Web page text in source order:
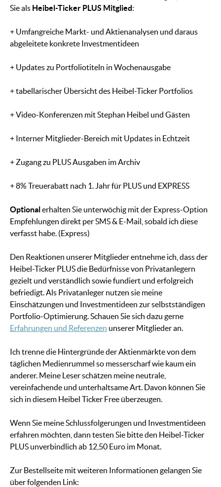
Sie als Heibel-Ticker PLUS Mitglied:
+ Umfangreiche Markt- und Aktienanalysen und daraus
abgeleitete konkrete Investmentideen
+ Updates zu Portfoliotiteln in Wochenausgabe
+ tabellarischer Übersicht des Heibel-Ticker Portfolios
+ Video-Konferenzen mit Stephan Heibel und Gästen
+ Interner Mitglieder-Bereich mit Updates in Echtzeit
+ Zugang zu PLUS Ausgaben im Archiv
+ 8% Treuerabatt nach 1. Jahr für PLUS und EXPRESS
Optionalerhalten Sie unterwöchig mit der Express-Option
Empfehlungen direkt per SMS & E-Mail, sobald ich diese
verfasst habe. (Express)
Den Reaktionen unserer Mitglieder entnehme ich, dass der
Heibel-Ticker PLUS die Bedürfnisse von Privatanlegern
gezielt und verständlich sowie fundiert und erfolgreich
befriedigt. Als Privatanleger nutzen sie meine
Einschätzungen und Investmentideen zur selbstständigen
Portfolio-Optimierung. Schauen Sie sich dazu gerne
Erfahrungen und Referenzen unserer Mitglieder an.
Ich trenne die Hintergründe der Aktienmärkte von dem
täglichen Medienrummel so messerscharf wie kaum ein
anderer. Meine Leser schätzen meine neutrale,
vereinfachende und unterhaltsame Art. Davon können Sie
sich in diesem Heibel Ticker Free überzeugen.
Wenn Sie meine Schlussfolgerungen und Investmentideen
erfahren möchten, dann testen Sie bitte den Heibel-Ticker
PLUS unverbindlich ab 12,50 Euro im Monat.
Zur Bestellseite mit weiteren Informationen gelangen Sie
über folgenden Link: